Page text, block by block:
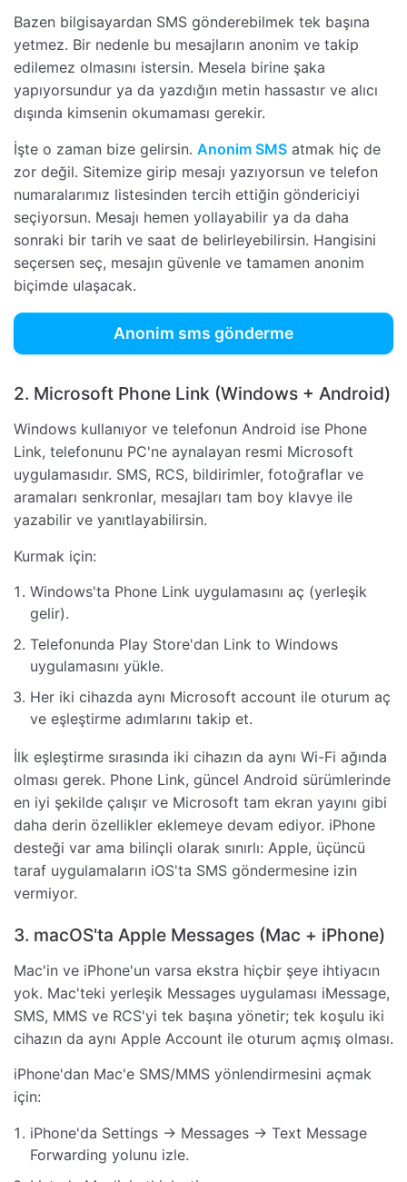
Bazen bilgisayardan SMS gönderebilmek tek başına
yetmez. Bir nedenle bu mesajların anonim ve takip
edilemez olmasını istersin. Mesela birine şaka
yapıyorsundur ya da yazdığın metin hassastır ve alıcı
dışında kimsenin okumaması gerekir.
İşte o zaman bize gelirsin. Anonim SMS atmak hiç de
zor değil. Sitemize girip mesajı yazıyorsun ve telefon
numaralarımız listesinden tercih ettiğin göndericiyi
seçiyorsun. Mesajı hemen yollayabilir ya da daha
sonraki bir tarih ve saat de belirleyebilirsin. Hangisini
seçersen seç, mesajın güvenle ve tamamen anonim
biçimde ulaşacak.
Anonim sms gönderme
2. Microsoft Phone Link (Windows + Android)
Windows kullanıyor ve telefonun Android ise Phone
Link, telefonunu PC'ne aynalayan resmi Microsoft
uygulamasıdır. SMS, RCS, bildirimler, fotoğraflar ve
aramaları senkronlar, mesajları tam boy klavye ile
yazabilir ve yanıtlayabilirsin.
Kurmak için:
Windows'ta Phone Link uygulamasını aç (yerleşik
gelir).
Telefonunda Play Store'dan Link to Windows
uygulamasını yükle.
Her iki cihazda aynı Microsoft account ile oturum aç
ve eşleştirme adımlarını takip et.
İlk eşleştirme sırasında iki cihazın da aynı Wi-Fi ağında
olması gerek. Phone Link, güncel Android sürümlerinde
en iyi şekilde çalışır ve Microsoft tam ekran yayını gibi
daha derin özellikler eklemeye devam ediyor. iPhone
desteği var ama bilinçli olarak sınırlı: Apple, üçüncü
taraf uygulamaların iOS'ta SMS göndermesine izin
vermiyor.
3. macOS'ta Apple Messages (Mac + iPhone)
Mac'in ve iPhone'un varsa ekstra hiçbir şeye ihtiyacın
yok. Mac'teki yerleşik Messages uygulaması iMessage,
SMS, MMS ve RCS'yi tek başına yönetir; tek koşulu iki
cihazın da aynı Apple Account ile oturum açmış olması.
iPhone'dan Mac'e SMS/MMS yönlendirmesini açmak
için:
iPhone'da Settings → Messages → Text Message
Forwarding yolunu izle.